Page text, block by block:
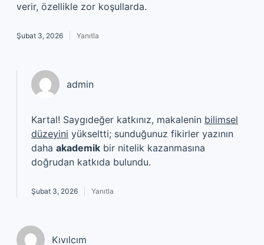
verir, özellikle zor koşullarda.
Şubat 3, 2026 Yanıtla
admin
Kartal! Saygıdeğer katkınız, makalenin bilimsel
düzeyini yükseltti; sunduğunuz fikirler yazının
daha akademik bir nitelik kazanmasına
doğrudan katkıda bulundu.
Şubat 3, 2026 Yanıtla
Kıvılcım